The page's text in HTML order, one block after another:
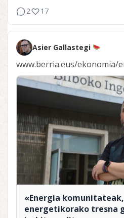
2
17
Asier Gallastegi
www.berria.eus/ekonomia/
«Energia
energetikorako tresna